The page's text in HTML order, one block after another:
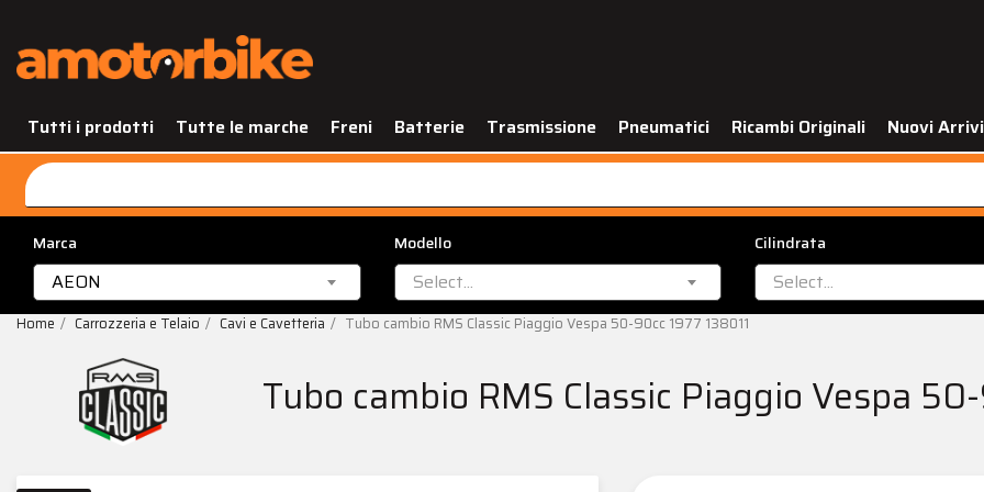
Tutti i prodotti Tutte le marche Freni Batterie Trasmissione Pneumatici Ricambi Originali Nuovi Arrivi
Marca
AEON
Modello
Select...
Cilindrata
Select...
Home Carrozzeria e Telaio Cavi e Cavetteria Tubo cambio RMS Classic Piaggio Vespa 50-90cc 1977 138011
Tubo cambio RMS Classic Piaggio Vespa